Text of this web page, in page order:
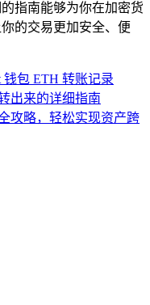
指南能够为你在加密货
的交易更加安全、便
钱包 ETH 转账记录
出来的详细指南
攻略，轻松实现资产跨